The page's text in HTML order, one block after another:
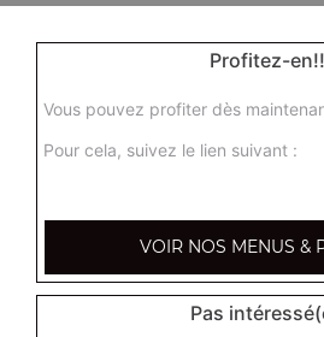
Profitez-
Vous pouvez profiter dès
Pour cela, suivez le lien suivant :
VOIR NOS MENUS &
Pas